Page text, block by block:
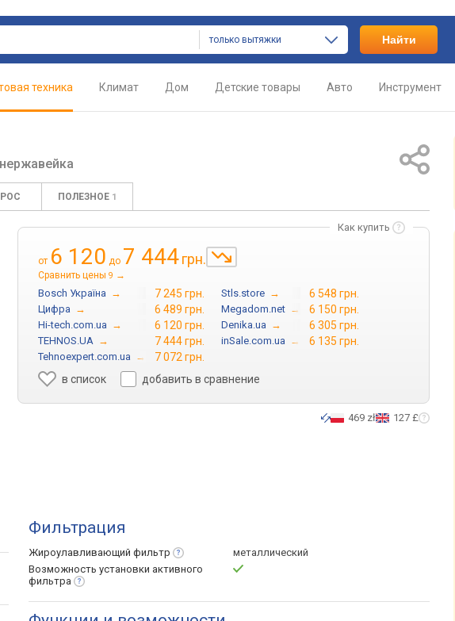
только вытяжки Найти
техника Климат Дом Детские товары Авто Инструмент
нержавейка
ПОЛЕЗНОЕ 1
Как купить
от 6 120 до 7 444грн.
Сравнить цены 9 →
Bosch Україна → 7 245 грн. Stls.store → 6 548 грн.
Цифра → 6 489 грн. Megadom.net → 6 150 грн.
Hi-tech.com.ua → 6 120 грн. Denika.ua → 6 305 грн.
TEHNOS.UA → 7 444 грн. inSale.com.ua → 6 135 грн.
Tehnoexpert.com.ua →
7 072 грн.
в список
добавить в сравнение
469 zł 127 £
Фильтрация
Жироулавливающий фильтр
металлический
Возможность установки активного
фильтра